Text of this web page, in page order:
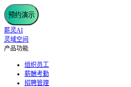
预约演示
薪灵AI
灵域空间
产品功能
组织员工
薪酬考勤
招聘管理